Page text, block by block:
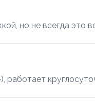
но не всегда это
работает